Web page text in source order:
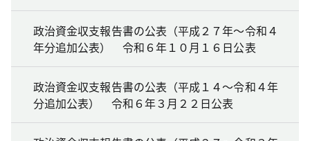
政治資金収支報告書の公表（平成２７年～令和４
年分追加公表） 令和６年１０月１６日公表
政治資金収支報告書の公表（平成１４～令和４年
分追加公表） 令和６年３月２２日公表